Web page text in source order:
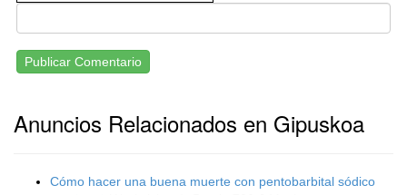
Publicar Comentario
Anuncios Relacionados en Gipuskoa
Cómo hacer una buena muerte con pentobarbital sódico